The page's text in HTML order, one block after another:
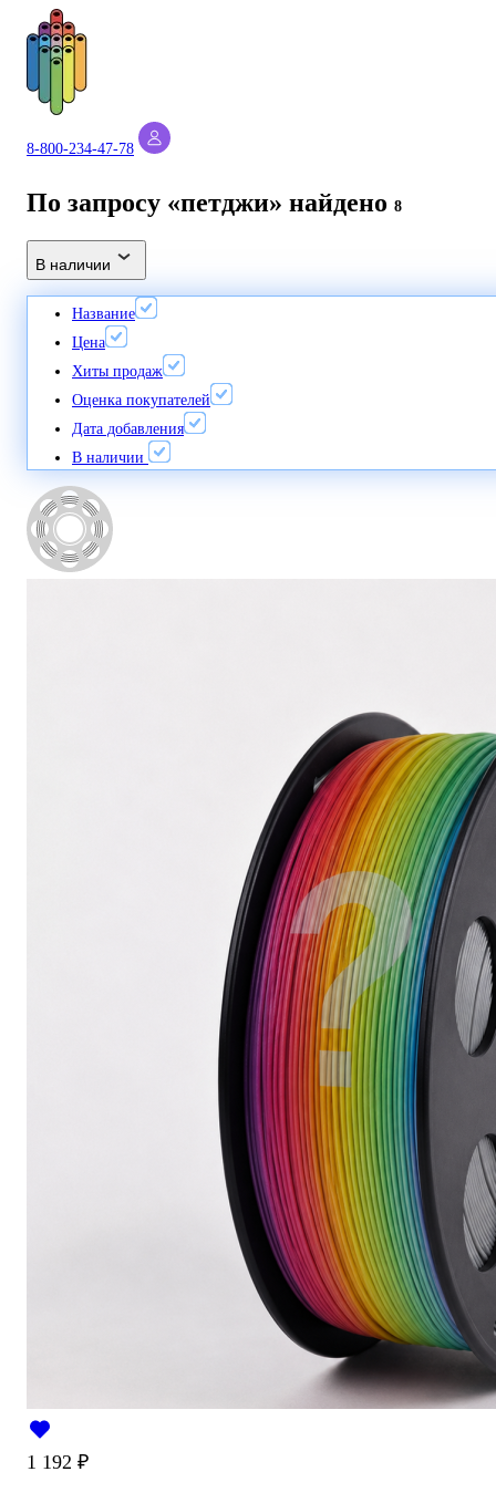
8-800-234-47-78
По запросу «петджи» найдено 8
В наличии
Название
Цена
Хиты продаж
Оценка покупателей
Дата добавления
В наличии
1 192 ₽